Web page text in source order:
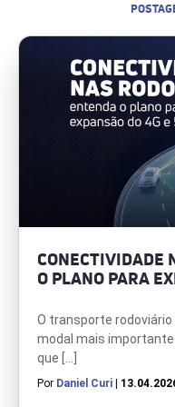
CONECTIVIDADE
O PLANO PARA
O transporte
modal mais
que […]
Por Daniel Curi |